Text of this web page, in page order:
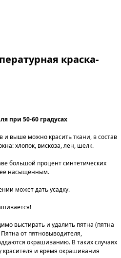
краска-
при 50-60 градусах
и выше можно красить ткани, в состав
хлопок, вискоза, лен, шелк.
большой процент синтетических
насыщенным.
может дать усадку.
выстирать и удалить пятна (пятна
от пятновыводителя,
окрашиванию. В таких случаях
красителя и время окрашивания